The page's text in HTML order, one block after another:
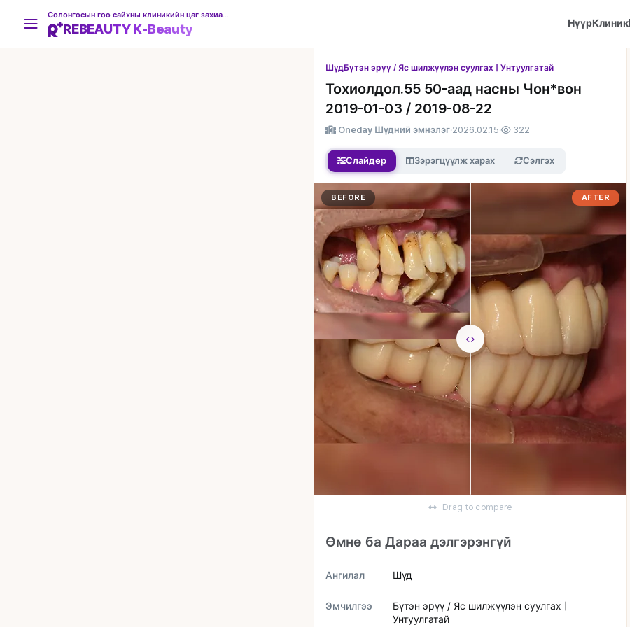
REBEAUTY K-Beauty НүүрКлиник
ШүдБүтэн эрүү / Яс шилжүүлэн суулгах | Унтуулгатай
Тохиолдол.55 50-аад насны Чон*вон
2019-01-03 / 2019-08-22
Oneday Шүдний эмнэлэг·2026.02.15· 322
Слайдер Зэрэгцүүлж харах Сэлгэх
AFTER
BEFORE
Drag to compare
Өмнө ба Дараа дэлгэрэнгүй
Ангилал Шүд
Эмчилгээ
Бүтэн эрүү / Яс шилжүүлэн суулгах |
Унтуулгатай